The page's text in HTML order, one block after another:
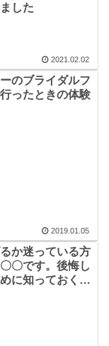
した
2021.02.02
のブライダルフ
ったときの体験
2019.01.05
か迷っている方
〇です。後悔し
に知っておくべ